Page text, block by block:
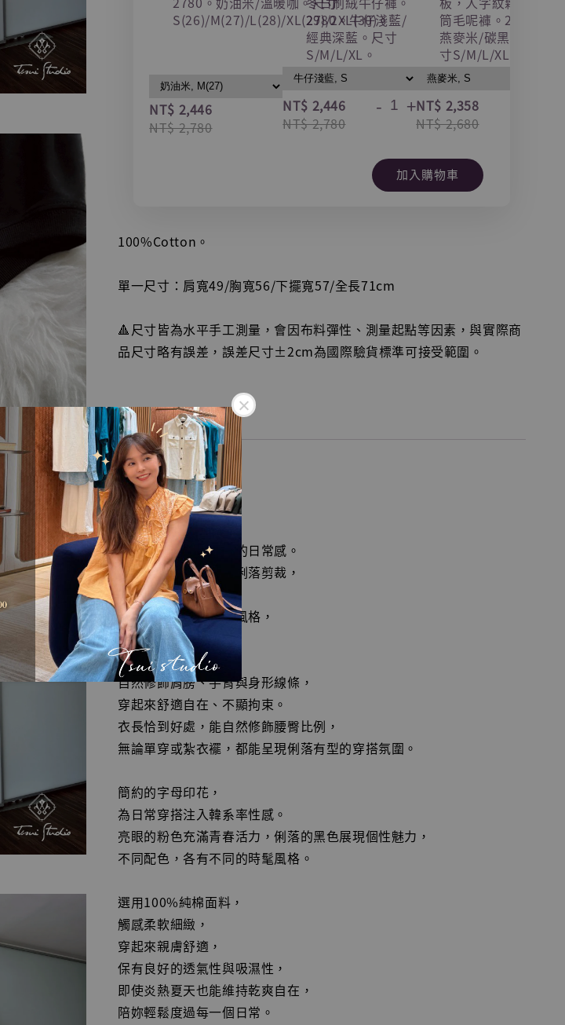
S(26)/M(27)/L(28)/XL(29)/2XL(30)。
NT$ 2,446
NT$ 2,780
2780。牛仔淺藍/
經典深藍。尺寸
S/M/L/XL。
NT$ 2,446
NT$ 2,780
- +
筒毛呢褲。2680。
燕麥米/碳黑灰。尺
寸S/M/L/XL。
NT$ 2,358
NT$ 2,680
加入購物車
100%Cotton。
單一尺寸：肩寬49/胸寬56/下擺寬57/全長71cm
🔺尺寸皆為水平手工測量，會因布料彈性、測量起點等因素，與實際商
品尺寸略有誤差，誤差尺寸±2cm為國際驗貨標準可接受範圍。
簡單的字母T-shirt，
總能穿出率性又自在的日常感。
低調的英文字樣搭配俐落剪裁，
不需要過多點綴，
就能展現舒適的休閒風格，
落肩搭配寬鬆版型，
自然修飾肩膀、手臂與身形線條，
穿起來舒適自在、不顯拘束。
衣長恰到好處，能自然修飾腰臀比例，
無論單穿或紮衣襬，都能呈現俐落有型的穿搭氛圍。
簡約的字母印花，
為日常穿搭注入韓系率性感。
亮眼的粉色充滿青春活力，俐落的黑色展現個性魅力，
不同配色，各有不同的時髦風格。
選用100%純棉面料，
觸感柔軟細緻，
穿起來親膚舒適，
保有良好的透氣性與吸濕性，
即使炎熱夏天也能維持乾爽自在，
陪妳輕鬆度過每一個日常。